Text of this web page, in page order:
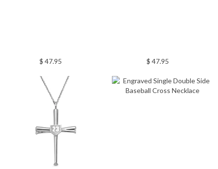
$ 47.95 $ 47.95